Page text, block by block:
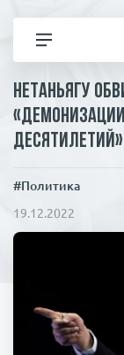
Все
Нетаньягу
десятилетий»
#Политика
19.12.2022